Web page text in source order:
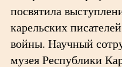
посвятила
карельских
войны. Научный
музея Республики